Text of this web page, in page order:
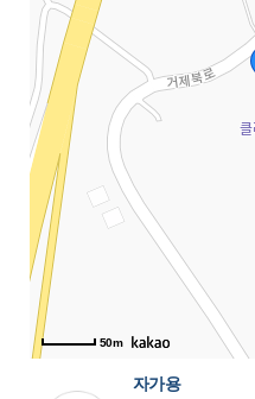
50m
자가용